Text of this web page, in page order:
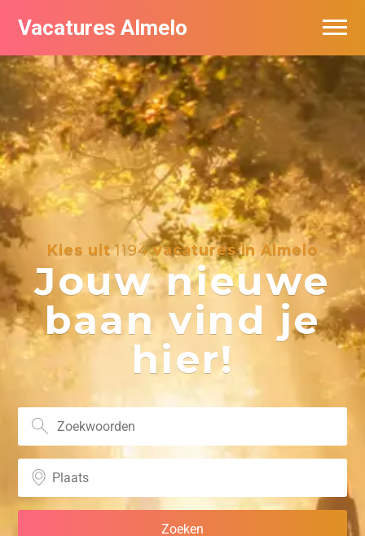
Vacatures Almelo
Kies uit1194vacatures in Almelo
Jouw nieuwe
baan vind je
hier!
Vacatures per bedrijf
De populairste vacatures in Almelo
Nieuwsbrief feed